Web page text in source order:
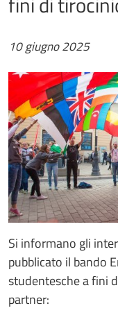
10 giugno 2025
Si informano gli
pubblicato il bando
studentesche a fini
partner: